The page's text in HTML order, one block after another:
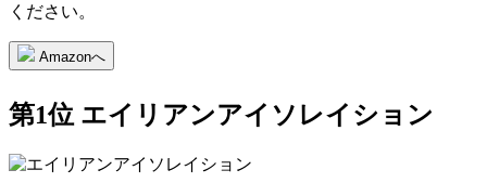
ください。
Amazonへ
第1位 エイリアンアイソレイション